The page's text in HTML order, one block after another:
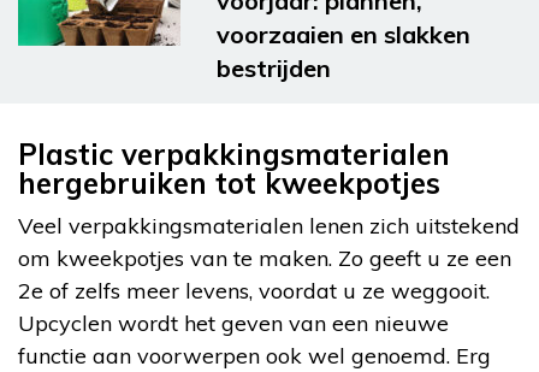
voorzaaien en slakken
bestrijden
Plastic verpakkingsmaterialen
hergebruiken tot kweekpotjes
Veel verpakkingsmaterialen lenen zich uitstekend
om kweekpotjes van te maken. Zo geeft u ze een
2e of zelfs meer levens, voordat u ze weggooit.
Upcyclen wordt het geven van een nieuwe
functie aan voorwerpen ook wel genoemd. Erg